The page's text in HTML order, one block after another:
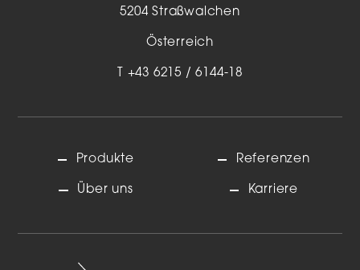
5204 Straßwalchen
Österreich
T +43 6215 / 6144-18
Produkte
Über uns
Referenzen
Karriere